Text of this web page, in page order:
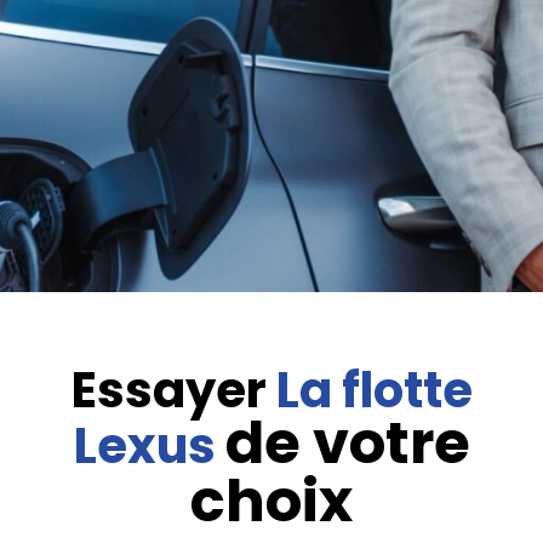
EssayerLa flotte
Lexusde votre
choix